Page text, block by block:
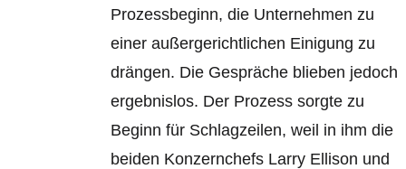
Prozessbeginn, die Unternehmen zu
einer außergerichtlichen Einigung zu
drängen. Die Gespräche blieben jedoch
ergebnislos. Der Prozess sorgte zu
Beginn für Schlagzeilen, weil in ihm die
beiden Konzernchefs Larry Ellison und